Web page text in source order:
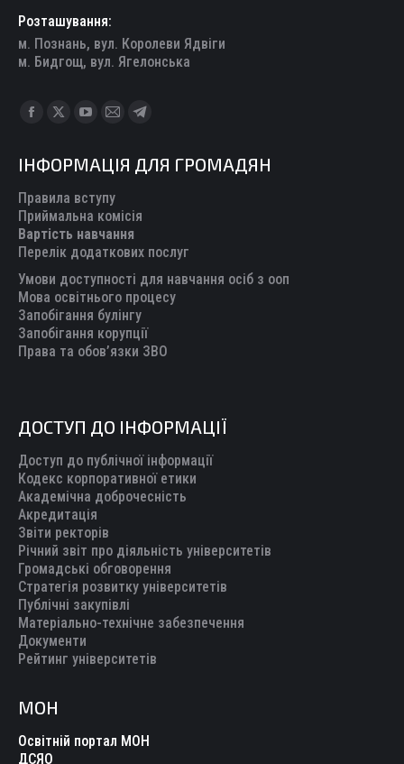
Розташування:
м. Познань, вул. Королеви Ядвіги
м. Бидгощ, вул. Ягелонська
Find us on:
Facebook
opens
in
new
window
X
opens
in
new
window
YouTube
opens
in
new
window
Mail
opens
in
new
window
Telegram
opens
new
ІНФОРМАЦІЯ ДЛЯ ГРОМАДЯН
Правила вступу
Приймальна комісія
Вартість навчання
Перелік додаткових послуг
Умови доступності для навчання осіб з ооп
Мова освітнього процесу
Запобігання булінгу
Запобігання корупції
Права та обов’язки ЗВО
ДОСТУП ДО ІНФОРМАЦІЇ
Доступ до публічної інформації
Кодекс корпоративної етики
Академічна доброчесність
Акредитація
Звіти ректорів
Річний звіт про діяльність університетів
Громадські обговорення
Стратегія розвитку університетів
Публічні закупівлі
Матеріально-технічне забезпечення
Документи
Рейтинг університетів
МОН
Освітній портал МОН
ДСЯО